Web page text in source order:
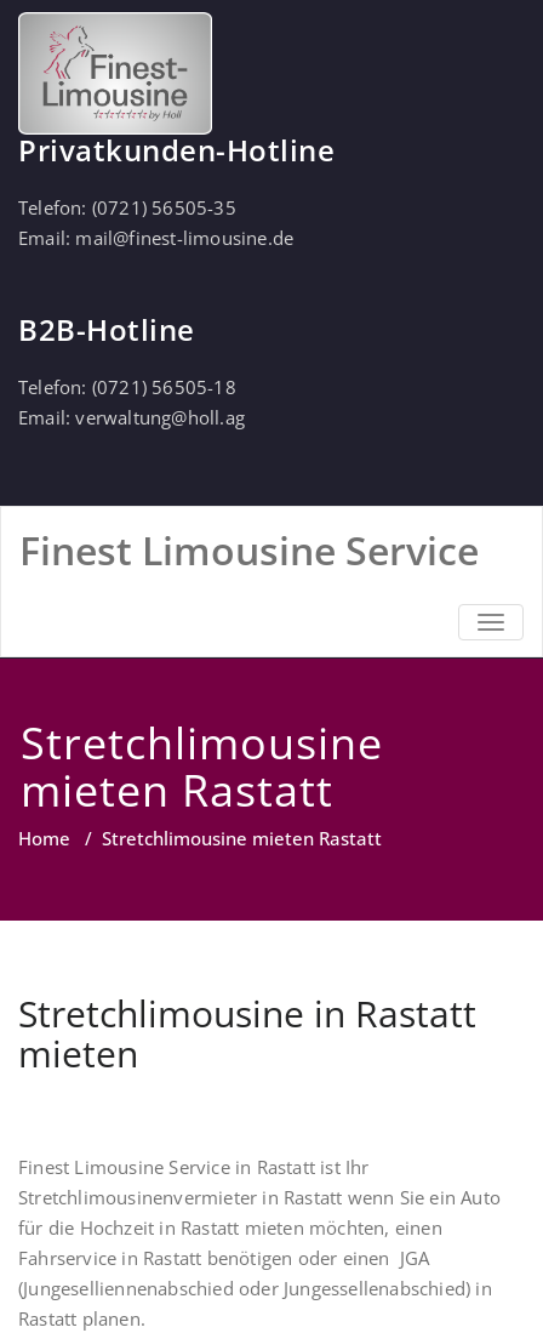
Privatkunden-Hotline
Telefon: (0721) 56505-35
Email: mail@finest-limousine.de
B2B-Hotline
Telefon: (0721) 56505-18
Email:verwaltung@holl.ag
Finest Limousine Service
Stretchlimousine
mieten Rastatt
Home / Stretchlimousine mieten Rastatt
Stretchlimousine in Rastatt
mieten
Finest Limousine Service in Rastatt ist Ihr
Stretchlimousinenvermieter in Rastatt wenn Sie ein Auto
für die Hochzeit in Rastatt mieten möchten, einen
Fahrservice in Rastatt benötigen oder einen JGA
(Jungeselliennenabschied oder Jungessellenabschied) in
Rastatt planen.